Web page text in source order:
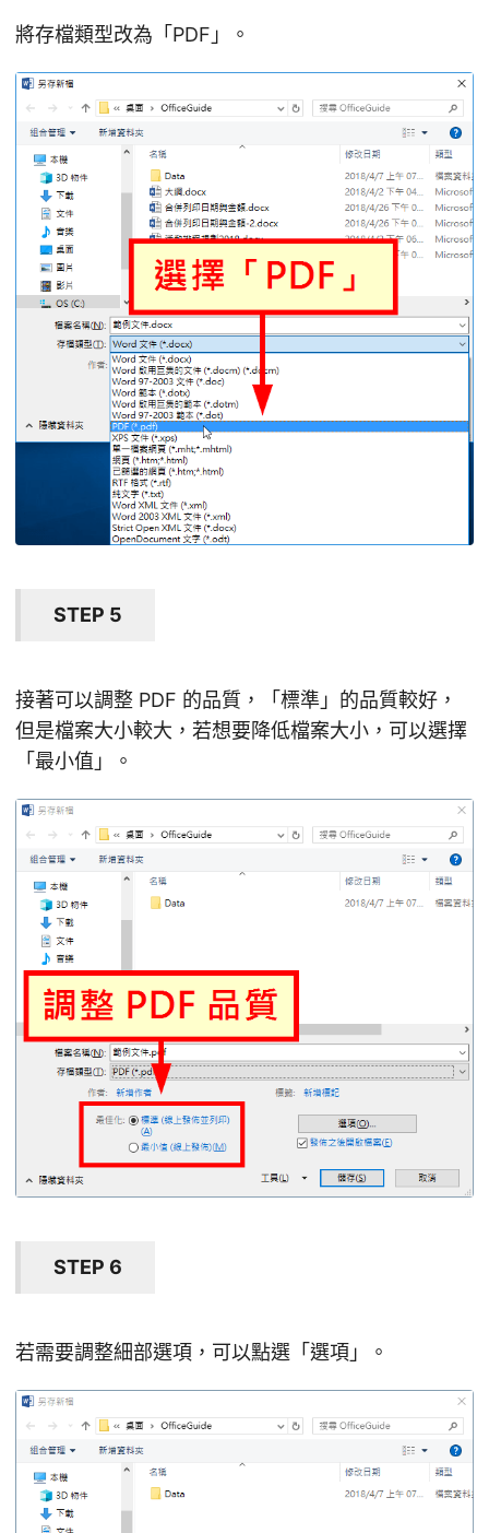
將存檔類型改為「PDF」。
STEP 5
接著可以調整 PDF 的品質，「標準」的品質較好，
但是檔案大小較大，若想要降低檔案大小，可以選擇
「最小值」。
STEP 6
若需要調整細部選項，可以點選「選項」。